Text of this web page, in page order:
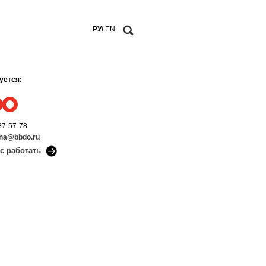
РУ/ EN
57-78
работать